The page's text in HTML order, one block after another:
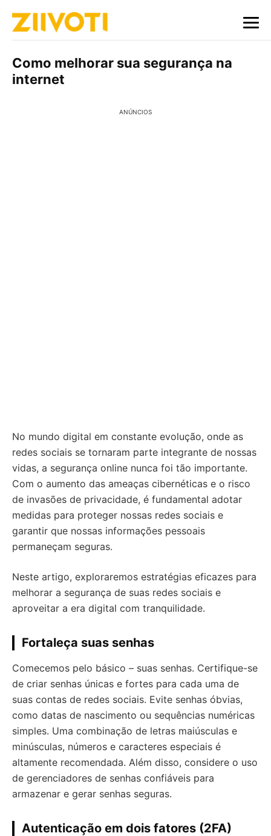
Como melhorar sua segurança na
internet
ANÚNCIOS
No mundo digital em constante evolução, onde as
redes sociais se tornaram parte integrante de nossas
vidas, a segurança online nunca foi tão importante.
Com o aumento das ameaças cibernéticas e o risco
de invasões de privacidade, é fundamental adotar
medidas para proteger nossas redes sociais e
garantir que nossas informações pessoais
permaneçam seguras.
Neste artigo, exploraremos estratégias eficazes para
melhorar a segurança de suas redes sociais e
aproveitar a era digital com tranquilidade.
Fortaleça suas senhas
Comecemos pelo básico – suas senhas. Certifique-se
de criar senhas únicas e fortes para cada uma de
suas contas de redes sociais. Evite senhas óbvias,
como datas de nascimento ou sequências numéricas
simples. Uma combinação de letras maiúsculas e
minúsculas, números e caracteres especiais é
altamente recomendada. Além disso, considere o uso
de gerenciadores de senhas confiáveis para
armazenar e gerar senhas seguras.
Autenticação em dois fatores (2FA)